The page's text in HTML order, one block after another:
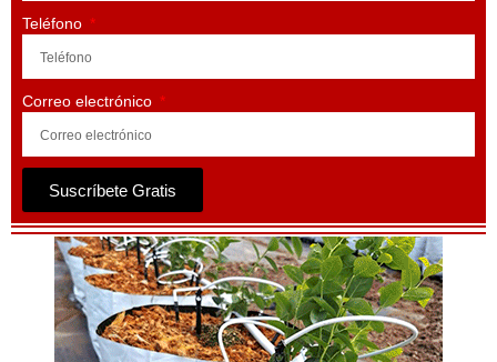
Teléfono
Correo electrónico
Suscríbete Gratis